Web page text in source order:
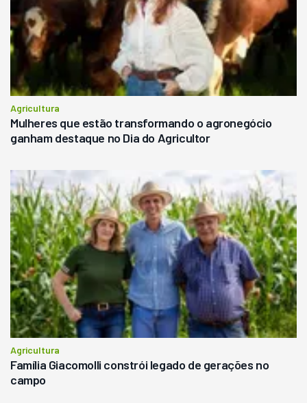
Agricultura
Mulheres que estão transformando o agronegócio
ganham destaque no Dia do Agricultor
Agricultura
Família Giacomolli constrói legado de gerações no
campo